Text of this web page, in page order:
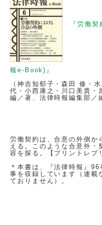
『労働
報e-Book)』
（神吉知郁子・森田 修・
代・小西康之・川口美貴・
編／著、法律時報編集部／
労働契約は、合意の外側か
える。このような合意外・
容を探る。【プリントレプ
＊本書は、『法律時報』
事を収録しています（連載
ておりません）。